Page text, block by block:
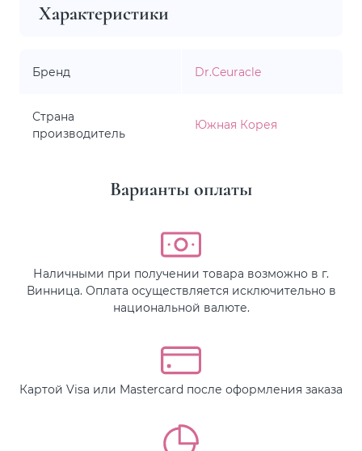
Характеристики
Бренд Dr.Ceuracle
Страна
производитель
Южная Корея
Варианты оплаты
Наличными при получении товара возможно в г.
Винница. Оплата осуществляется исключительно в
национальной валюте.
Картой Visa или Mastercard после оформления заказа